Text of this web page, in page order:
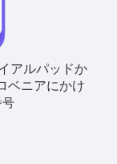
アルパッドか
ベニアにかけ